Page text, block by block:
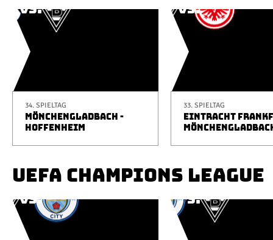
34. SPIELTAG
MÖNCHENGLADBACH -
HOFFENHEIM
33. SPIELTAG
EINTRACHT
UEFA CHAMPIONS LEAGUE